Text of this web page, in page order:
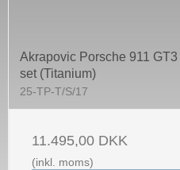
Akrapovic Porsche 911
set (Titanium)
25-TP-T/S/17
11.495,00 DKK
(inkl. moms)